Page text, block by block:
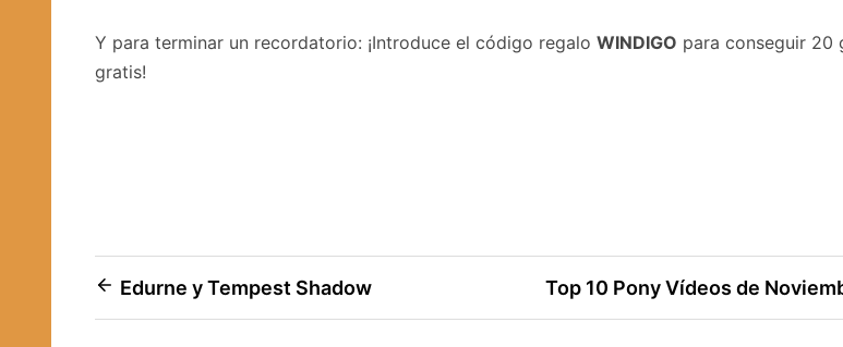
Y para terminar un recordatorio: ¡Introduce el código regalo WINDIGO para conseguir 20
gratis!
Navegación
de
Edurne y Tempest Shadow Top 10 Pony Vídeos de